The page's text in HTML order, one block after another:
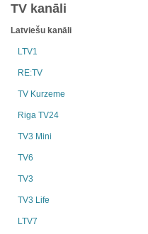
TV kanāli
Latviešu kanāli
LTV1
RE:TV
TV Kurzeme
Riga TV24
TV3 Mini
TV6
TV3
TV3 Life
LTV7